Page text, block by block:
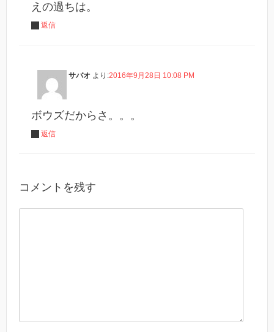
えの過ちは。
返信
サバオ より:2016年9月28日 10:08 PM
ボウズだからさ。。。
返信
コメントを残す